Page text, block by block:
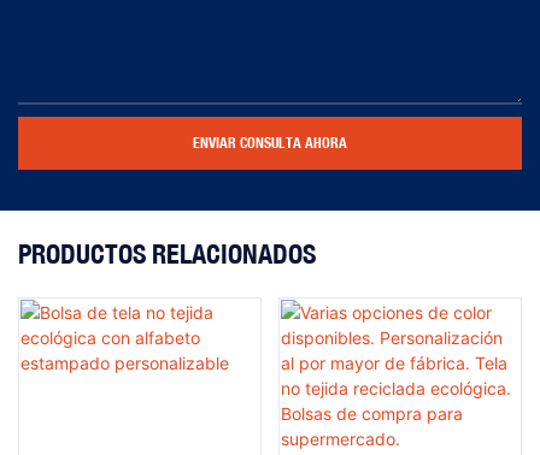
ENVIAR CONSULTA AHORA
PRODUCTOS RELACIONADOS